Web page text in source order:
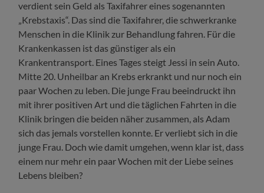
verdient sein Geld als Taxifahrer eines sogenannten
„Krebstaxis“. Das sind die Taxifahrer, die schwerkranke
Menschen in die Klinik zur Behandlung fahren. Für die
Krankenkassen ist das günstiger als ein
Krankentransport. Eines Tages steigt Jessi in sein Auto.
Mitte 20. Unheilbar an Krebs erkrankt und nur noch ein
paar Wochen zu leben. Die junge Frau beeindruckt ihn
mit ihrer positiven Art und die täglichen Fahrten in die
Klinik bringen die beiden näher zusammen, als Adam
sich das jemals vorstellen konnte. Er verliebt sich in die
junge Frau. Doch wie damit umgehen, wenn klar ist, dass
einem nur mehr ein paar Wochen mit der Liebe seines
Lebens bleiben?